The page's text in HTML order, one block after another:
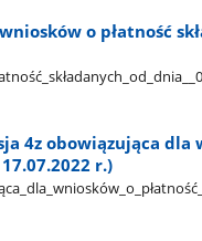
o płatność
4z obowiązująca dla
r.)